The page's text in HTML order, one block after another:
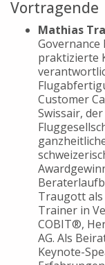
Vortragende
Mathias
praktizierte
Customer
Swissair,
Traugott als
Trainer in
COBIT®,
AG. Als
Keynote-